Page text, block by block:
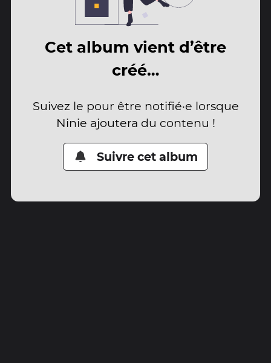
Cet album vient d’être
créé…
Suivez le pour être notifié·e lorsque
Ninie ajoutera du contenu !
Suivre cet album